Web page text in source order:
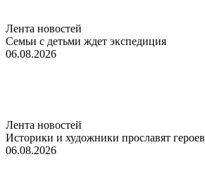
Лента новостей
Семьи с детьми ждет экспедиция
06.08.2026
Лента новостей
Историки и художники прославят героев
06.08.2026